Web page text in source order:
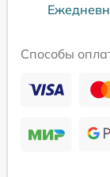
Способы